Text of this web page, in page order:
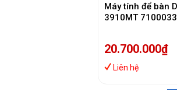
Máy tính để bàn
3910MT
Bluetooth,
Home)
20.700.000₫
Liên hệ